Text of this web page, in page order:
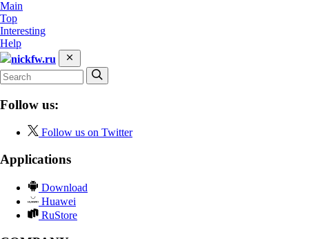
Main
Top
Interesting
Help
nickfw.ru
Follow us:
Follow us on Twitter
Applications
Download
Huawei
RuStore